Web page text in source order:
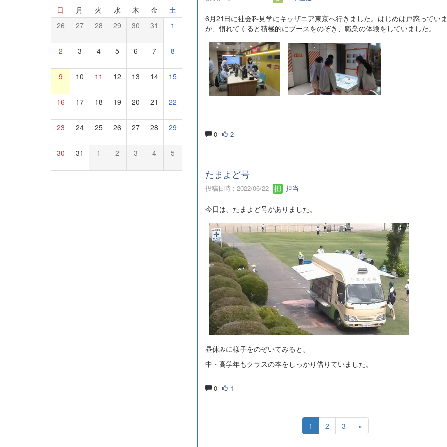
6月21日に社会科見学にキッザニア東京へ行きました。はじめは戸惑ってい
が、慣れてくると積極的にブースをのぞき、職業の体験をしていました。
0 2
たまよど号
投稿日時 : 2022/06/22 担当
今日は、たまよど号がありました。
昼休みに様子をのぞいてみると、
中・高学年もクラスの本をしっかり借りていました。
0 1
1 2 3 »
日 月 火 水 木 金 土
26 27 28 29 30 31 1
2 3 4 5 6 7 8
9 10 11 12 13 14 15
16 17 18 19 20 21 22
23 24 25 26 27 28 29
30 31 1 2 3 4 5